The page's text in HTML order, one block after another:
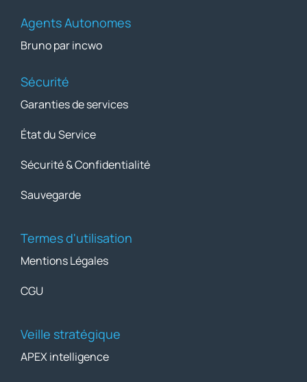
Agents Autonomes
Bruno par incwo
Sécurité
Garanties de services
État du Service
Sécurité & Confidentialité
Sauvegarde
Termes d'utilisation
Mentions Légales
CGU
Veille stratégique
APEX intelligence